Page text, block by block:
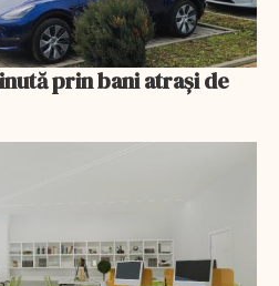
prin bani atrași de